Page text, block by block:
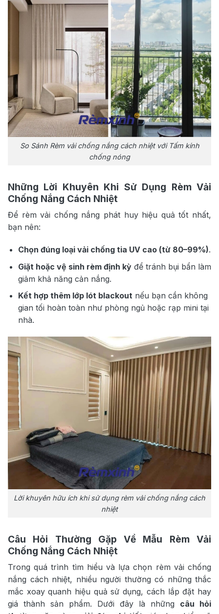
So Sánh Rèm vải chống nắng cách nhiệt với Tấm kính
chống nóng
Những Lời Khuyên Khi Sử Dụng Rèm Vải
Chống Nắng Cách Nhiệt
Để rèm vải chống nắng phát huy hiệu quả tốt nhất,
bạn nên:
Chọn đúng loại vải chống tia UV cao (từ 80–99%).
Giặt hoặc vệ sinh rèm định kỳđể tránh bụi bẩn làm
giảm khả năng cản nắng.
Kết hợp thêm lớp lót blackoutnếu bạn cần không
gian tối hoàn toàn như phòng ngủ hoặc rạp mini tại
nhà.
Lời khuyên hữu ích khi sử dụng rèm vải chống nắng cách
nhiệt
Câu Hỏi Thường Gặp Về Mẫu Rèm Vải
Chống Nắng Cách Nhiệt
Trong quá trình tìm hiểu và lựa chọn rèm vải chống
nắng cách nhiệt, nhiều người thường có những thắc
mắc xoay quanh hiệu quả sử dụng, cách lắp đặt hay
giá thành sản phẩm. Dưới đây là những câu hỏi